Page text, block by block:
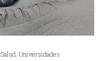
Salud,Universidades